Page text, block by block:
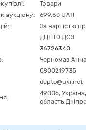
Товари
аукціону:
699,60 UAH
За вартістю
ДЦПТО ДСЗ
36726340
Черномаз Анна
0800219735
dcpto@ukr.net
49006, Україна,
область,